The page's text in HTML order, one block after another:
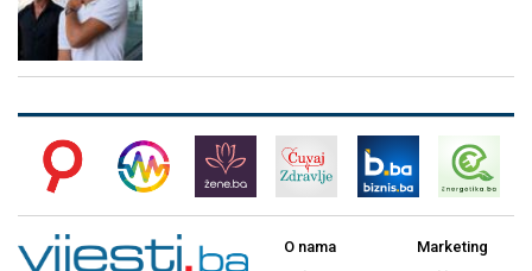
O nama
Marketing